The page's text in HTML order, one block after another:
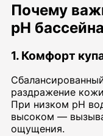
Почему
pH бассейна
1. Комфорт
раздражение
При низком pH
высоком —
ощущения.